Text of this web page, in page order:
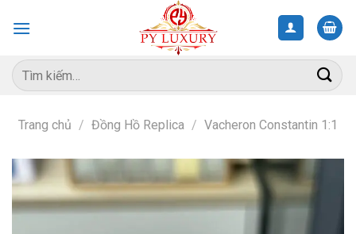
Tìm
kiếm:
Trang chủ / Đồng Hồ Replica / Vacheron Constantin 1:1